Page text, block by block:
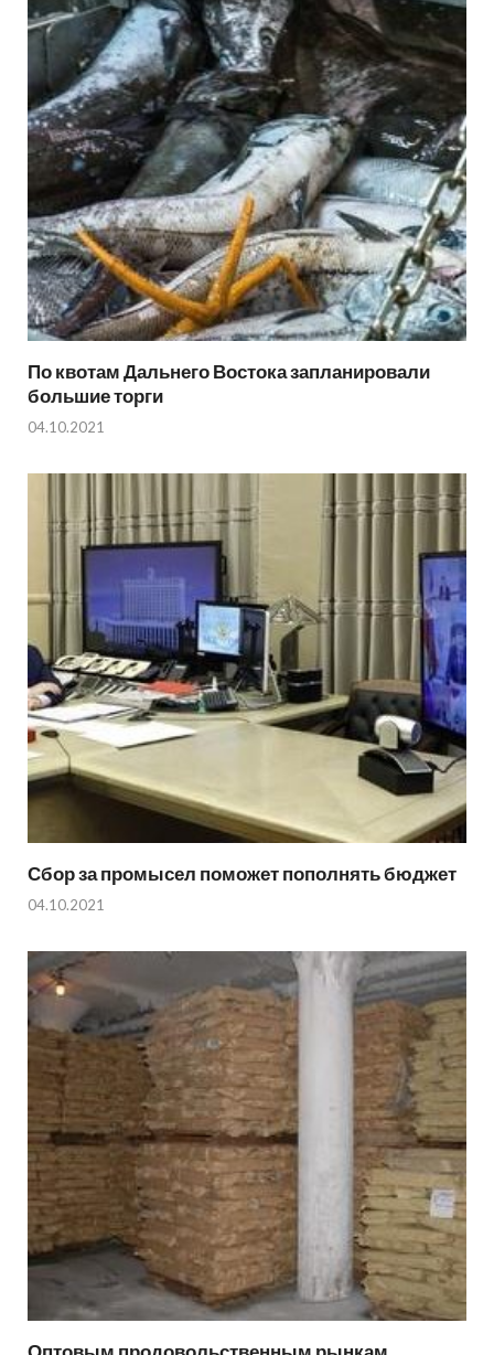
По квотам Дальнего Востока запланировали
большие торги
04.10.2021
Сбор за промысел поможет пополнять бюджет
04.10.2021